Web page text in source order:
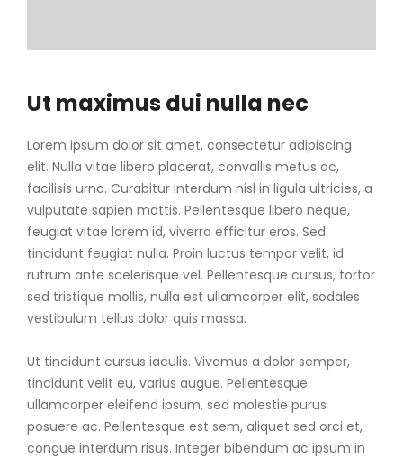
Ut maximus dui nulla nec
Lorem ipsum dolor sit amet, consectetur adipiscing
elit. Nulla vitae libero placerat, convallis metus ac,
facilisis urna. Curabitur interdum nisl in ligula ultricies, a
vulputate sapien mattis. Pellentesque libero neque,
feugiat vitae lorem id, viverra efficitur eros. Sed
tincidunt feugiat nulla. Proin luctus tempor velit, id
rutrum ante scelerisque vel. Pellentesque cursus, tortor
sed tristique mollis, nulla est ullamcorper elit, sodales
vestibulum tellus dolor quis massa.
Ut tincidunt cursus iaculis. Vivamus a dolor semper,
tincidunt velit eu, varius augue. Pellentesque
ullamcorper eleifend ipsum, sed molestie purus
posuere ac. Pellentesque est sem, aliquet sed orci et,
congue interdum risus. Integer bibendum ac ipsum in